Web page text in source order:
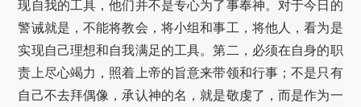
现自我的工具，他们并不是专心为了事奉神。对于今日的
警诫就是，不能将教会，将小组和事工，将他人，看为是
实现自己理想和自我满足的工具。第二，必须在自身的职
责上尽心竭力，照着上帝的旨意来带领和行事；不是只有
自己不去拜偶像，承认神的名，就是敬虔了，而是作为一